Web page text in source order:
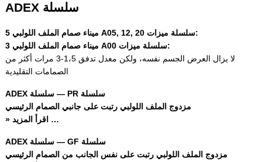
ADEX سلسلة
5 ميناء صمام الملف اللولبي A05, 12, 20 سلسلة ميزات:
3 ميناء صمام الملف اللولبي A00 سلسلة ميزات:
لا يزال العرض الجسم نفسه، ولكن معدل تدفق 1،5-3 مرات أكثر من
الصمامات التقليدية
ADEX سلسلة — PR سلسلة
مزدوج الملف اللولبي رتبت على جانبي الصمام الرئيسي
» اقرأ المزيد …
ADEX سلسلة — GF سلسلة
مزدوج الملف اللولبي رتبت على نفس الجانب من الصمام الرئيسي